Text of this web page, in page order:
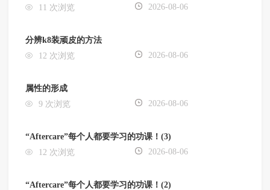
11 次浏览
2026-08-06
分辨k8装顽皮的方法
12 次浏览
2026-08-06
属性的形成
9 次浏览
2026-08-06
“Aftercare”每个人都要学习的功课！(3)
12 次浏览
2026-08-06
“Aftercare”每个人都要学习的功课！(2)